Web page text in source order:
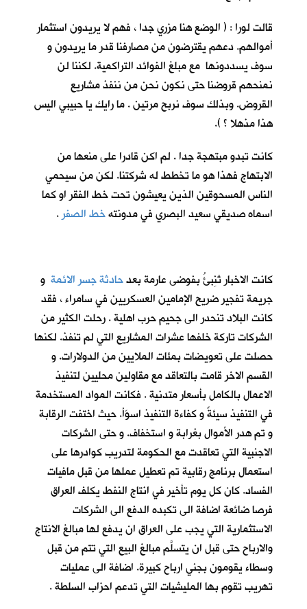
قالت لورا : ( الوضع هنا مزري جدا ، فهم لا يريدون استثمار
أموالهم. دعهم يقترضون من مصارفنا قدر ما يريدون و
سوف يسددونها مع مبلغ الفوائد التراكمية. لكننا لن
نمنحهم قروضنا حتى نكون نحن من ننفذ مشاريع
القروض. وبذلك سوف نربح مرتين . ما رايك يا حبيبي اليس
هذا مذهلا ؟ ).
كانت تبدو مبتهجة جدا . لم اكن قادرا على منعها من
الابتهاج فهذا هو ما تخطط له شركتنا. لكن من سيحمي
الناس المسحوقين الذين يعيشون تحت خط الفقر او كما
اسماه صديقي سعيد البصري في مدونتهخط الصفر.
كانت الاخبار تُنِبئُ بفوضى عارمة بعدحادثة جسر الائمة و
جريمة تفجير ضريح الإمامين العسكريين في سامراء ، فقد
كانت البلاد تنحدر الى جحيم حرب اهلية . رحلت الكثير من
الشركات تاركة خلفها عشرات المشاريع التي لم تنفذ. لكنها
حصلت على تعويضات بمئات الملايين من الدولارات. و
القسم الاخر قامت بالتعاقد مع مقاولين محليين لتنفيذ
الاعمال بالكامل بأسعار متدنية . فكانت المواد المستخدمة
في التنفيذ سيئةً و كفاءة التنفيذ اسوَأ. حيث اختفت الرقابة
و تم هدر الأموال بغرابة و استخفاف. و حتى الشركات
الاجنبية التي تعاقدت مع الحكومة لتدريب كوادرها على
استعمال برنامج رقابية تم تعطيل عملها من قبل مافيات
الفساد. كان كل يوم تأخير في انتاج النفط يكلف العراق
فرصا ضائعة اضافة الى تكبده الدفع الى الشركات
الاستثمارية التي يجب على العراق ان يدفع لها مبالغ الانتاج
والارباح حتى قبل ان يتسلَّم مبالغ البيع التي تتم من قبل
وسطاء يقومون بجني ارباح كبيرة. اضافة الى عمليات
تهريب تقوم بها المليشيات التي تدعم احزاب السلطة .